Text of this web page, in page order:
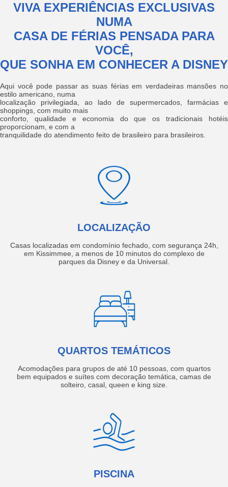
VIVA EXPERIÊNCIAS EXCLUSIVAS
NUMA
CASA DE FÉRIAS PENSADA PARA
VOCÊ,
QUE SONHA EM CONHECER A DISNEY
Aqui você pode passar as suas férias em verdadeiras mansões no
estilo americano, numa
localização privilegiada, ao lado de supermercados, farmácias e
shoppings, com muito mais
conforto, qualidade e economia do que os tradicionais hotéis
proporcionam, e com a
tranquilidade do atendimento feito de brasileiro para brasileiros.
LOCALIZAÇÃO
Casas localizadas em condomínio fechado, com segurança 24h,
em Kissimmee, a menos de 10 minutos do complexo de
parques da Disney e da Universal.
QUARTOS TEMÁTICOS
Acomodações para grupos de até 10 pessoas, com quartos
bem equipados e suítes com decoração temática, camas de
solteiro, casal, queen e king size.
PISCINA